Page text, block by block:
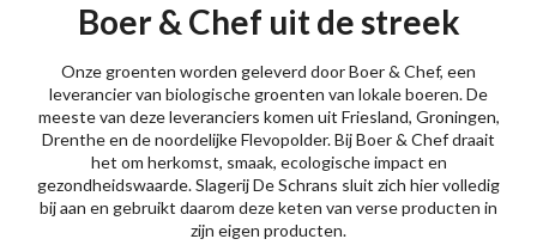
Boer & Chef uit de streek
Onze groenten worden geleverd door Boer & Chef, een
leverancier van biologische groenten van lokale boeren. De
meeste van deze leveranciers komen uit Friesland, Groningen,
Drenthe en de noordelijke Flevopolder. Bij Boer & Chef draait
het om herkomst, smaak, ecologische impact en
gezondheidswaarde. Slagerij De Schrans sluit zich hier volledig
bij aan en gebruikt daarom deze keten van verse producten in
zijn eigen producten.